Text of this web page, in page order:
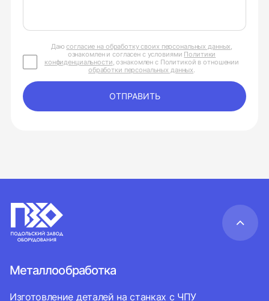
Даюсогласие на обработку своих персональных данных,
ознакомлен и согласен с условиями Политики
конфиденциальности, ознакомлен с Политикой в отношении
обработки персональных данных.
ОТПРАВИТЬ
Металлообработка
Изготовление деталей на станках с ЧПУ